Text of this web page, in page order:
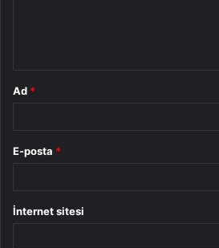
Ad *
E-posta *
İnternet sitesi